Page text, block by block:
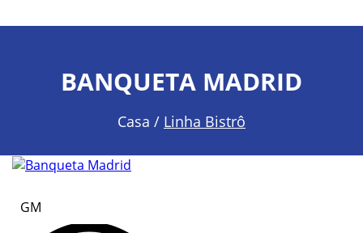
BANQUETA MADRID
Casa / Linha Bistrô
GM